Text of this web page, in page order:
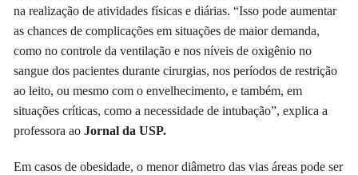
na realização de atividades físicas e diárias. “Isso pode aumentar
as chances de complicações em situações de maior demanda,
como no controle da ventilação e nos níveis de oxigênio no
sangue dos pacientes durante cirurgias, nos períodos de restrição
ao leito, ou mesmo com o envelhecimento, e também, em
situações críticas, como a necessidade de intubação”, explica a
professora aoJornal da USP.
Em casos de obesidade, o menor diâmetro das vias áreas pode ser